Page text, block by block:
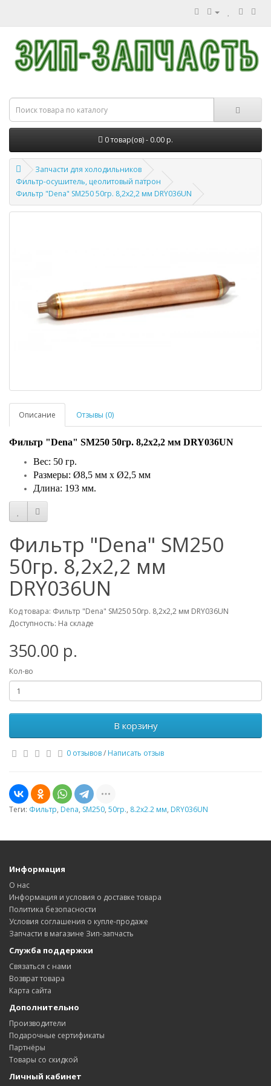
0 товар(ов) - 0.00 р.
Запчасти для холодильников
Фильтр-осушитель, цеолитовый патрон
Фильтр "Dena" SM250 50гр. 8,2х2,2 мм DRY036UN
Описание Отзывы (0)
Фильтр "Dena" SM250 50гр. 8,2х2,2 мм DRY036UN
Вес: 50 гр.
Размеры: Ø8,5 мм х Ø2,5 мм
Длина: 193 мм.
Фильтр "Dena" SM250
50гр. 8,2х2,2 мм
DRY036UN
Код товара: Фильтр "Dena" SM250 50гр. 8,2х2,2 мм DRY036UN
Доступность: На складе
350.00 р.
Кол-во
В корзину
0 отзывов/ Написать отзыв
Теги: Фильтр, Dena, SM250, 50гр., 8.2х2.2 мм, DRY036UN
Информация
О нас
Информация и условия о доставке товара
Политика безопасности
Условия соглашения о купле-продаже
Запчасти в магазине Зип-запчасть
Служба поддержки
Связаться с нами
Возврат товара
Карта сайта
Дополнительно
Производители
Подарочные сертификаты
Партнёры
Товары со скидкой
Личный кабинет